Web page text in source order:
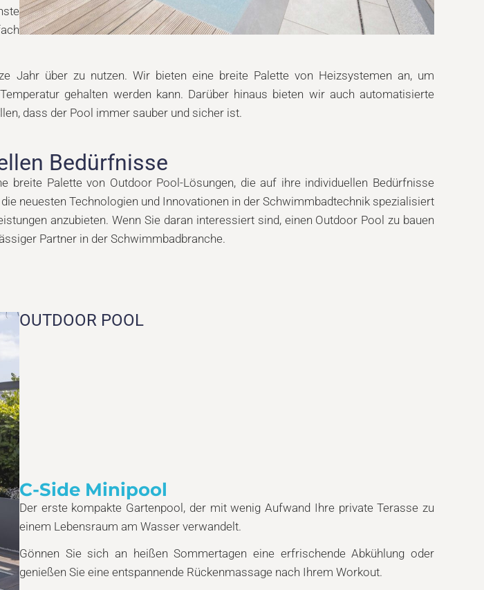
Jahr über zu nutzen. Wir bieten eine breite Palette von Heizsystemen an, um
gehalten werden kann. Darüber hinaus bieten wir auch automatisierte
dass der Pool immer sauber und sicher ist.
Bedürfnisse
breite Palette von Outdoor Pool-Lösungen, die auf ihre individuellen Bedürfnisse
neuesten Technologien und Innovationen in der Schwimmbadtechnik spezialisiert
anzubieten. Wenn Sie daran interessiert sind, einen Outdoor Pool zu bauen
Partner in der Schwimmbadbranche.
OUTDOOR POOL
C-Side Minipool
Der erste kompakte Gartenpool, der mit wenig Aufwand Ihre private Terasse zu
einem Lebensraum am Wasser verwandelt.
Gönnen Sie sich an heißen Sommertagen eine erfrischende Abkühlung oder
genießen Sie eine entspannende Rückenmassage nach Ihrem Workout.